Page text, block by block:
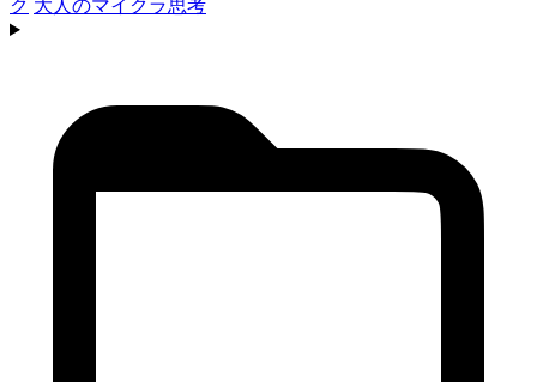
ク 大人のマイクラ思考